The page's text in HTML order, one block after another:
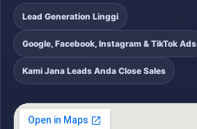
Lead Generation Linggi
Google, Facebook, Instagram & TikTok Ads
Kami Jana Leads Anda Close Sales